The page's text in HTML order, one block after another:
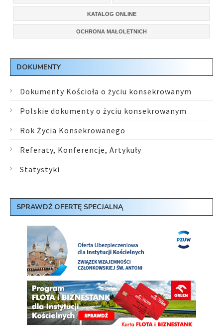
KATALOG ONLINE
OCHRONA MAŁOLETNICH
DOKUMENTY
Dokumenty Kościoła o życiu konsekrowanym
Polskie dokumenty o życiu konsekrowanym
Rok Życia Konsekrowanego
Referaty, Konferencje, Artykuły
Statystyki
SPRAWDŹ OFERTĘ SPECJALNĄ